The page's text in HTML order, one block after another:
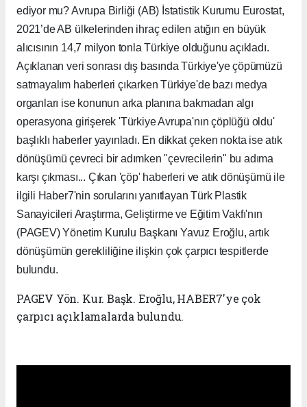
ediyor mu? Avrupa Birliği (AB) İstatistik Kurumu Eurostat,
2021’de AB ülkelerinden ihraç edilen atığın en büyük
alıcısının 14,7 milyon tonla Türkiye olduğunu açıkladı.
Açıklanan veri sonrası dış basında Türkiye'ye çöpümüzü
satmayalım haberleri çıkarken Türkiye'de bazı medya
organları ise konunun arka planına bakmadan algı
operasyona girişerek 'Türkiye Avrupa'nın çöplüğü oldu'
başlıklı haberler yayınladı. En dikkat çeken nokta ise atık
dönüşümü çevreci bir adımken "çevrecilerin" bu adıma
karşı çıkması... Çıkan 'çöp' haberleri ve atık dönüşümü ile
ilgili Haber7'nin sorularını yanıtlayan Türk Plastik
Sanayicileri Araştırma, Geliştirme ve Eğitim Vakfı'nın
(PAGEV) Yönetim Kurulu Başkanı Yavuz Eroğlu, artık
dönüşümün gerekliliğine ilişkin çok çarpıcı tespitlerde
bulundu.
PAGEV Yön. Kur. Başk. Eroğlu, HABER7'ye çok
çarpıcı açıklamalarda bulundu.